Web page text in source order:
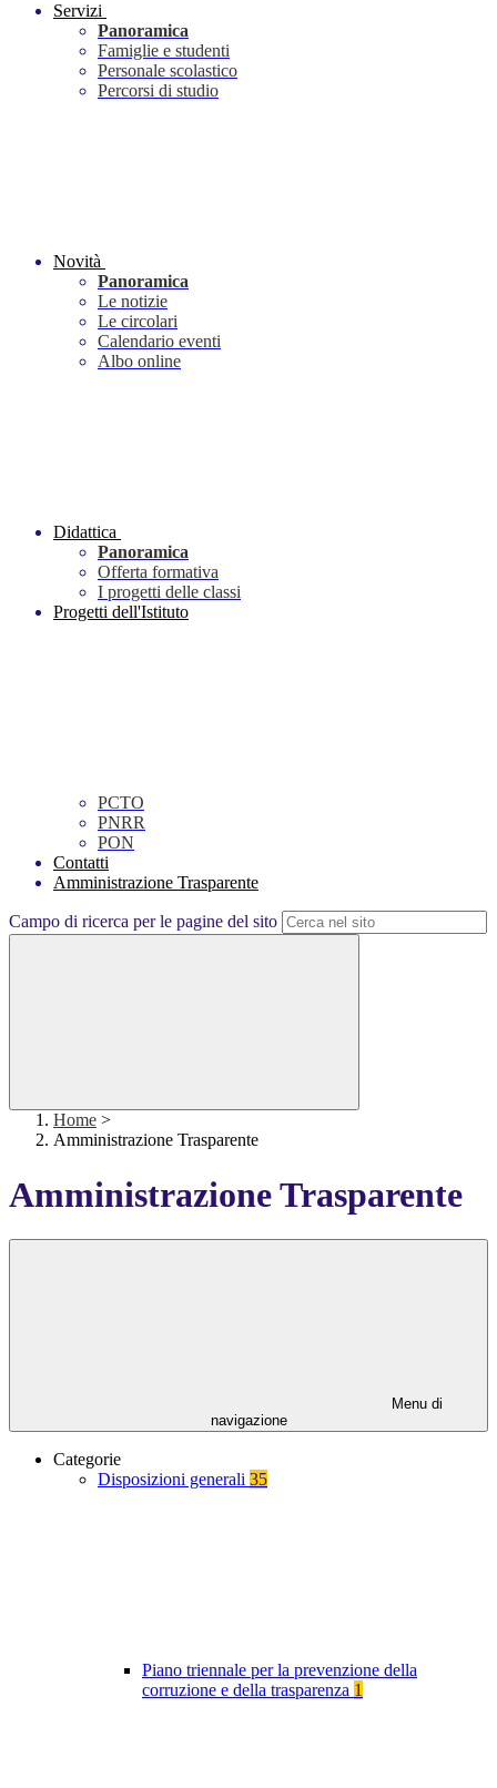
Servizi
Panoramica
Famiglie e studenti
Personale scolastico
Percorsi di studio
Novità
Panoramica
Le notizie
Le circolari
Calendario eventi
Albo online
Didattica
Panoramica
Offerta formativa
I progetti delle classi
Progetti dell'Istituto
PCTO
PNRR
PON
Contatti
Amministrazione Trasparente
Campo di ricerca per le pagine del sito
Home >
Amministrazione Trasparente
Amministrazione Trasparente
Menu di
navigazione
Categorie
Disposizioni generali 35
Piano triennale per la prevenzione della
corruzione e della trasparenza 1